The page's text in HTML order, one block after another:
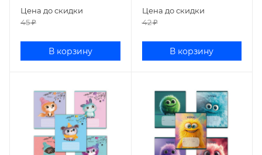
Цена до скидки
45₽
В корзину
Цена до скидки
42₽
В корзину